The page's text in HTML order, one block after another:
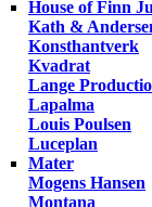
House of Finn
Kath &
Konsthantverk
Kvadrat
Lange
Lapalma
Louis Poulsen
Luceplan
Mater
Mogens Hansen
Montana